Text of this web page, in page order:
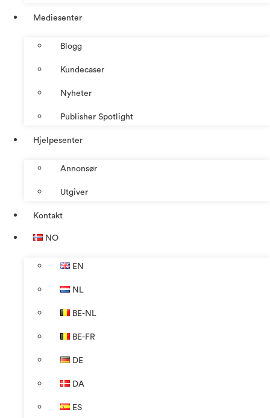
Mediesenter
Blogg
Kundecaser
Nyheter
Publisher Spotlight
Hjelpesenter
Annonsør
Utgiver
Kontakt
NO
EN
NL
BE-NL
BE-FR
DE
DA
ES